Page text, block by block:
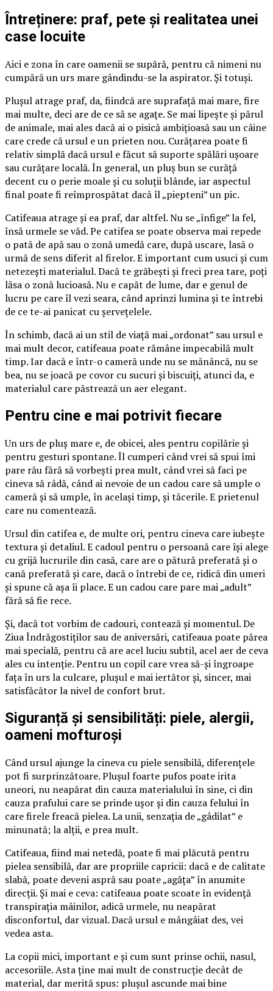
Întreținere: praf, pete și realitatea unei
case locuite
Aici e zona în care oamenii se supără, pentru că nimeni nu
cumpără un urs mare gândindu-se la aspirator. Și totuși.
Plușul atrage praf, da, fiindcă are suprafață mai mare, fire
mai multe, deci are de ce să se agațe. Se mai lipește și părul
de animale, mai ales dacă ai o pisică ambițioasă sau un câine
care crede că ursul e un prieten nou. Curățarea poate fi
relativ simplă dacă ursul e făcut să suporte spălări ușoare
sau curățare locală. În general, un pluș bun se curăță
decent cu o perie moale și cu soluții blânde, iar aspectul
final poate fi reîmprospătat dacă îl „piepteni” un pic.
Catifeaua atrage și ea praf, dar altfel. Nu se „înfige” la fel,
însă urmele se văd. Pe catifea se poate observa mai repede
o pată de apă sau o zonă umedă care, după uscare, lasă o
urmă de sens diferit al firelor. E important cum usuci și cum
netezești materialul. Dacă te grăbești și freci prea tare, poți
lăsa o zonă lucioasă. Nu e capăt de lume, dar e genul de
lucru pe care îl vezi seara, când aprinzi lumina și te întrebi
de ce te-ai panicat cu șervețelele.
În schimb, dacă ai un stil de viață mai „ordonat” sau ursul e
mai mult decor, catifeaua poate rămâne impecabilă mult
timp. Iar dacă e într-o cameră unde nu se mănâncă, nu se
bea, nu se joacă pe covor cu sucuri și biscuiți, atunci da, e
materialul care păstrează un aer elegant.
Pentru cine e mai potrivit fiecare
Un urs de pluș mare e, de obicei, ales pentru copilărie și
pentru gesturi spontane. Îl cumperi când vrei să spui îmi
pare rău fără să vorbești prea mult, când vrei să faci pe
cineva să râdă, când ai nevoie de un cadou care să umple o
cameră și să umple, în același timp, și tăcerile. E prietenul
care nu comentează.
Ursul din catifea e, de multe ori, pentru cineva care iubește
textura și detaliul. E cadoul pentru o persoană care își alege
cu grijă lucrurile din casă, care are o pătură preferată și o
cană preferată și care, dacă o întrebi de ce, ridică din umeri
și spune că așa îi place. E un cadou care pare mai „adult”
fără să fie rece.
Și, dacă tot vorbim de cadouri, contează și momentul. De
Ziua Îndrăgostiților sau de aniversări, catifeaua poate părea
mai specială, pentru că are acel luciu subtil, acel aer de ceva
ales cu intenție. Pentru un copil care vrea să-și îngroape
fața în urs la culcare, plușul e mai iertător și, sincer, mai
satisfăcător la nivel de confort brut.
Siguranță și sensibilități: piele, alergii,
oameni mofturoși
Când ursul ajunge la cineva cu piele sensibilă, diferențele
pot fi surprinzătoare. Plușul foarte pufos poate irita
uneori, nu neapărat din cauza materialului în sine, ci din
cauza prafului care se prinde ușor și din cauza felului în
care firele freacă pielea. La unii, senzația de „gâdilat” e
minunată; la alții, e prea mult.
Catifeaua, fiind mai netedă, poate fi mai plăcută pentru
pielea sensibilă, dar are propriile capricii: dacă e de calitate
slabă, poate deveni aspră sau poate „agăța” în anumite
direcții. Și mai e ceva: catifeaua poate scoate în evidență
transpirația mâinilor, adică urmele, nu neapărat
disconfortul, dar vizual. Dacă ursul e mângâiat des, vei
vedea asta.
La copii mici, important e și cum sunt prinse ochii, nasul,
accesoriile. Asta ține mai mult de construcție decât de
material, dar merită spus: plușul ascunde mai bine